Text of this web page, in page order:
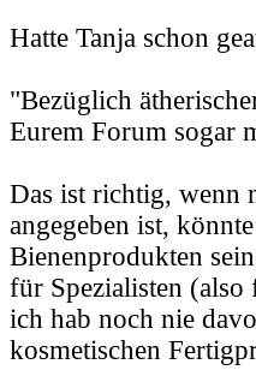
Hatte Tanja schon
"Bezüglich
Eurem Forum sogar
Das ist richtig, wenn
angegeben ist,
Bienenprodukten
für Spezialisten
ich hab noch nie
kosmetischen